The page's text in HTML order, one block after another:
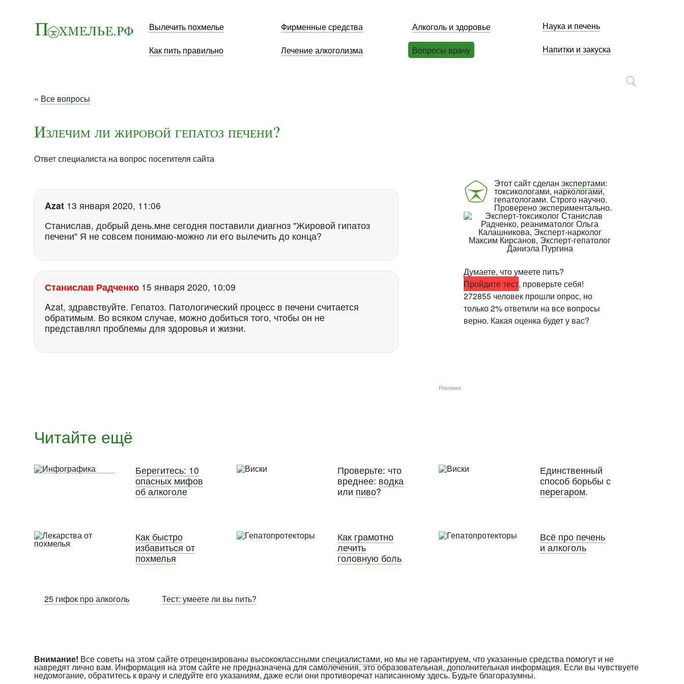
Вылечить похмелье Фирменные средства Алкоголь и здоровье Наука и печень
Как пить правильно Лечение алкоголизма Вопросы врачу Напитки и закуска
« Все вопросы
Излечим ли жировой гепатоз печени?
Ответ специалиста на вопрос посетителя сайта
Azat 13 января 2020, 11:06
Станислав, добрый день.мне сегодня поставили диагноз "Жировой гипатоз
печени" Я не совсем понимаю-можно ли его вылечить до конца?
Станислав Радченко 15 января 2020, 10:09
Azat, здравствуйте. Гепатоз. Патологический процесс в печени считается
обратимым. Во всяком случае, можно добиться того, чтобы он не
представлял проблемы для здоровья и жизни.
Этот сайт сделан экспертами:
токсикологами, наркологами,
гепатологами. Строго научно.
Проверено экспериментально.
Думаете, что умеете пить?
Пройдите тест, проверьте себя!
272855 человек прошли опрос, но
только 2% ответили на все вопросы
верно. Какая оценка будет у вас?
Реклама
Читайте ещё
Берегитесь: 10
опасных мифов
об алкоголе
Проверьте: что
вреднее: водка
или пиво?
Единственный
способ борьбы с
перегаром.
Как быстро
избавиться от
похмелья
Как грамотно
лечить
головную боль
Всё про печень
и алкоголь
25 гифок про алкоголь Тест: умеете ли вы пить?
Внимание! Все советы на этом сайте отрецензированы высококласснымиспециалистами, но мы не гарантируем, что указанные средства помогут и не
навредят лично вам. Информация на этом сайте не предназначена для самолечения, это образовательная, дополнительная информация. Если вы чувствуете
недомогание, обратитесь к врачу и следуйте его указаниям, даже если они противоречат написанному здесь. Будьте благоразумны.